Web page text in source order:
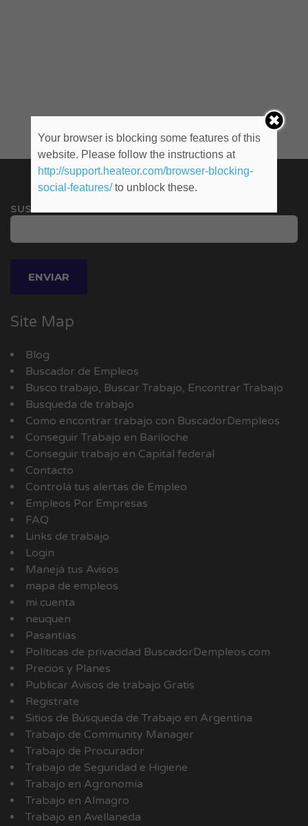
SUSCRIBITE A NUESTRO NEWSLETTER
Site Map
Blog
Buscador de Empleos
Busco trabajo, Buscar Trabajo, Encontrar Trabajo
Busqueda de trabajo
Como encontrar trabajo con BuscadorDempleos
Conseguir Trabajo en Bariloche
Conseguir trabajo en Capital federal
Contacto
Controlá tus alertas de Empleo
Empleos Por Empresas
FAQ
Links de trabajo
Login
Manejá tus Avisos
mapa de empleos
mi cuenta
neuquen
Pasantías
Políticas de privacidad BuscadorDempleos.com
Precios y Planes
Publicar Avisos de trabajo Gratis
Registrate
Sitios de Búsqueda de Trabajo en Argentina
Trabajo de Community Manager
Trabajo de Procurador
Trabajo de Seguridad e Higiene
Trabajo en Agronomía
Trabajo en Almagro
Trabajo en Avellaneda
Your browser is blocking some features of this
website. Please follow the instructions at
http://support.heateor.com/browser-blocking-
social-features/to unblock these.